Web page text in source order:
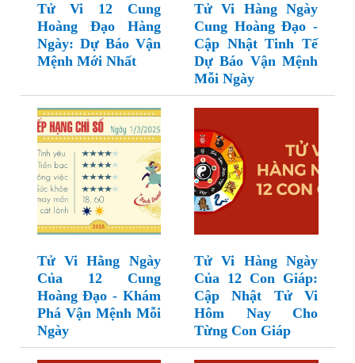
Tử Vi 12 Cung
Hoàng Đạo Hàng
Ngày: Dự Báo Vận
Mệnh Mới Nhất
Tử Vi Hàng Ngày
Cung Hoàng Đạo -
Cập Nhật Tinh Tế
Dự Báo Vận Mệnh
Mỗi Ngày
Tử Vi Hằng Ngày
Của 12 Cung
Hoàng Đạo - Khám
Phá Vận Mệnh Mỗi
Ngày
Tử Vi Hàng Ngày
Của 12 Con Giáp:
Cập Nhật Tử Vi
Hôm Nay Cho
Từng Con Giáp